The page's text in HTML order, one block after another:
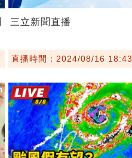
三立新聞直播
直播時間：2024/08/16 18:43